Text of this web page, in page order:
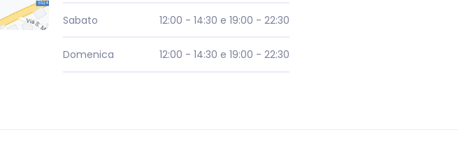
Sabato 12:00 - 14:30 e 19:00 - 22:30
Domenica 12:00 - 14:30 e 19:00 - 22:30